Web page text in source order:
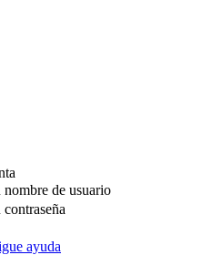
nombre de usuario
contraseña
ayuda